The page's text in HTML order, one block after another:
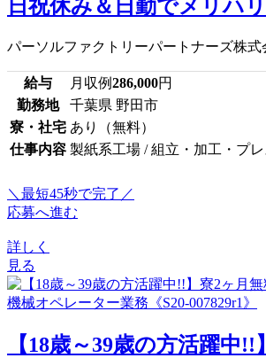
日祝休み＆日勤でメリハ
パーソルファクトリーパートナーズ株式
給与 月収例286,000円
勤務地
千葉県 野田市
寮・社宅 あり（無料）
仕事内容 製紙系工場 / 組立・加工・プ
＼最短45秒で完了／
応募へ進む
詳しく
見る
【18歳～39歳の方活躍中!!